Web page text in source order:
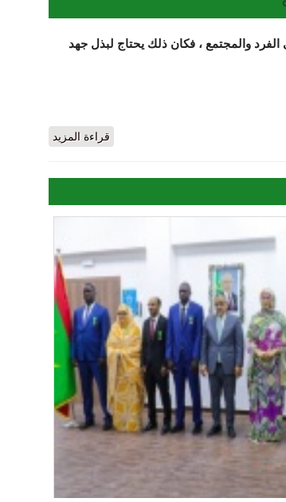
الفرد والمجتمع ، فكان ذلك يحتاج لبذل جهد
قراءة المزيد